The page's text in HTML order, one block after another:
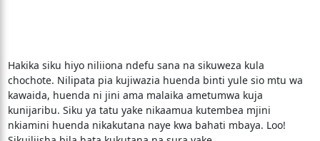
Hakika siku hiyo niliiona ndefu sana na sikuweza kula
chochote. Nilipata pia kujiwazia huenda binti yule sio mtu wa
kawaida, huenda ni jini ama malaika ametumwa kuja
kunijaribu. Siku ya tatu yake nikaamua kutembea mjini
nkiamini huenda nikakutana naye kwa bahati mbaya. Loo!